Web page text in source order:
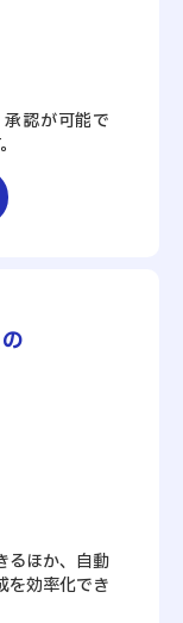
認が可能で
るほか、自動
を効率化でき